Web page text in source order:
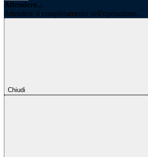
Attendere...
Attendere il completamento dell'operazione...
Chiudi